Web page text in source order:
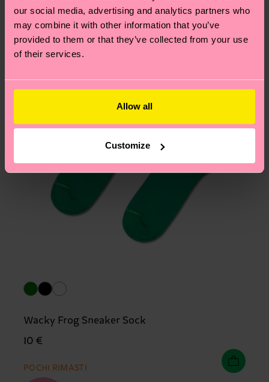
our social media, advertising and analytics partners who
may combine it with other information that you’ve
provided to them or that they’ve collected from your use
of their services.
Allow all
Customize
per trovare le risposte alle domande più comuni.
Wacky Frog Sneaker Sock
10 €
POCHI RIMASTI